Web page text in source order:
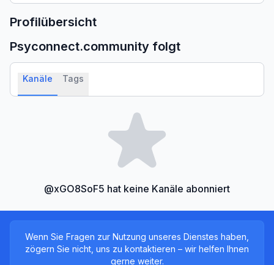
Profilübersicht
Psyconnect.community folgt
Kanäle Tags
@xGO8SoF5 hat keine Kanäle abonniert
Wenn Sie Fragen zur Nutzung unseres Dienstes haben,
zögern Sie nicht, uns zu kontaktieren – wir helfen Ihnen
gerne weiter.